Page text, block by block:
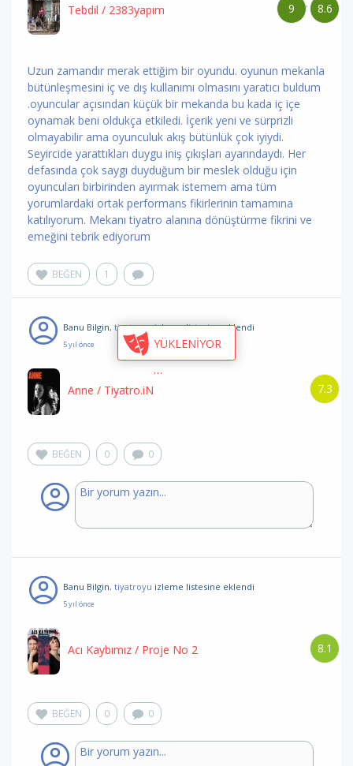
YÜKLENİYOR
8.6
/
9
Tebdil / 2383yapım
Uzun zamandır merak ettiğim bir oyundu. oyunun mekanla
bütünleşmesini iç ve dış kullanımı olmasını yaratıcı buldum
.oyuncular açısından küçük bir mekanda bu kada iç içe
oynamak beni oldukça etkiledi. İçerik yeni ve sürprizli
olmayabilir ama oyunculuk akış bütünlük çok iyiydi.
Seyircide yarattıkları duygu iniş çıkışları ayarındaydı. Her
defasında çok saygı duyduğum bir meslek olduğu için
oyuncuları birbirinden ayırmak istemem ama tüm
yorumlardaki ortak performans fikirlerinin tamamına
katılıyorum. Mekanı tiyatro alanına dönüştürme fikrini ve
emeğini tebrik ediyorum
BEĞEN 1
Banu Bilgin, tiyatroyuizleme listesine eklendi
5 yıl önce
7.3
Anne / Tiyatro.iN
BEĞEN 0 0
Banu Bilgin, tiyatroyu izleme listesine eklendi
5 yıl önce
8.1
Acı Kaybımız / Proje No 2
BEĞEN 0 0